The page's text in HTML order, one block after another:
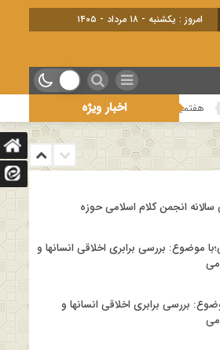
امروز : یکشنبه - ۱۸ مرداد - ۱۴۰۵
اخبار ویژه
جلسه از فصل سوم سلسله نشست های “دین و چالش
انجمن کلام اسلامی حوزه
موضوع: بررسی برابری اخلاقی انسانها و
بررسی برابری اخلاقی انسانها و